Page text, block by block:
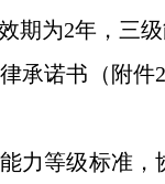
为2年，三级
承诺书（附件
力等级标准，